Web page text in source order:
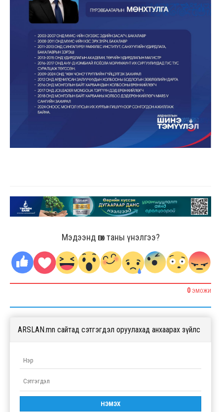
Мэдээнд өгөх таны үнэлгээ?
0 ЭМОЖИ
ARSLAN.mn сайтад сэтгэгдэл оруулахад анхаарах зүйлс